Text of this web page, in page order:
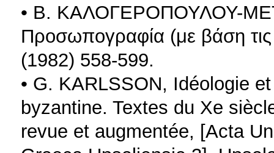
• Β. ΚΑΛΟΓΕΡΟΠΟΥΛΟΥ-
Προσωπογραφία (με βάση
(1982) 558-599.
• G. KARLSSON, Idéologie
byzantine. Textes du Xe
revue et augmentée, [Acta